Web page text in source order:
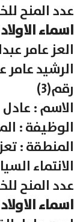
عدد المنح
اسماء
العز عامر
الرشيد
رقم(3)
الاسم :
الوظيفة :
المنطقة :
الانتماء
عدد المنح
اسماء